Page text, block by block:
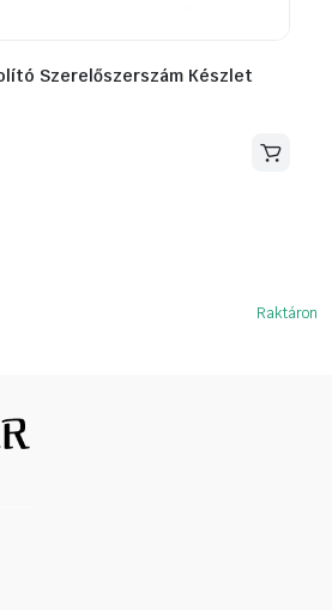
Szerelőszerszám Készlet
Raktáron